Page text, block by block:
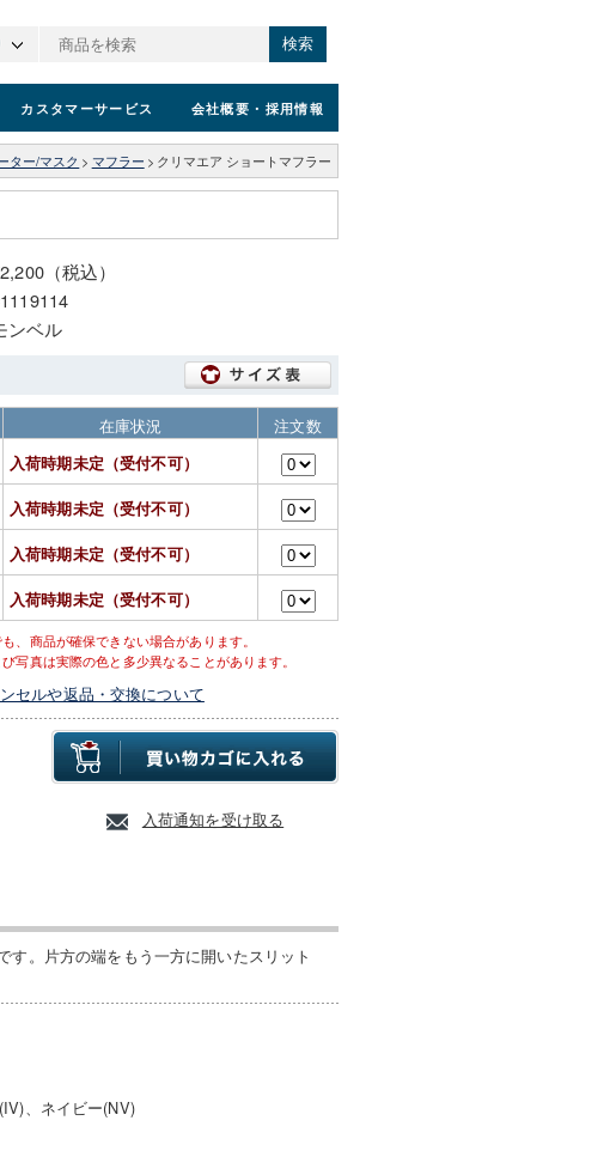
検索
カスタマーサービス 会社概要 ・採用情報
ター/マスク > マフラー > クリマエア ショートマフラー
（税込）
ンベル
在庫状況
注文数
入荷時期未定（受付不可）
入荷時期未定（受付不可）
入荷時期未定（受付不可）
入荷時期未定（受付不可）
、商品が確保できない場合があります。
写真は実際の色と多少異なることがあります。
セルや返品・交換について
入荷通知を受け取る
す。片方の端をもう一方に開いたスリット
、ネイビー(NV)